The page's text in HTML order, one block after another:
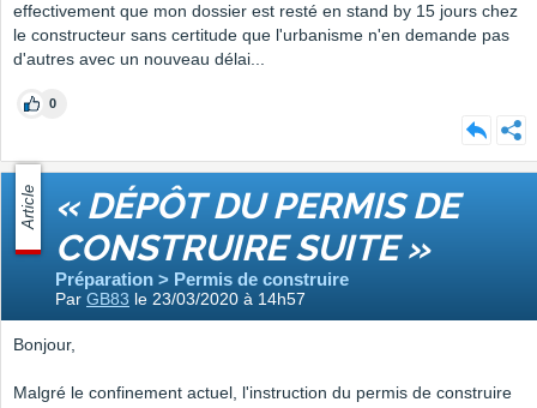
effectivement que mon dossier est resté en stand by 15 jours chez
le constructeur sans certitude que l'urbanisme n'en demande pas
d'autres avec un nouveau délai...
0
Article « DÉPÔT DU PERMIS DE
CONSTRUIRE SUITE »
Préparation > Permis de construire
Par GB83 le 23/03/2020 à 14h57
Bonjour,
Malgré le confinement actuel, l'instruction du permis de construire